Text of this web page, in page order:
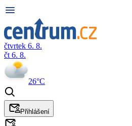
čtvrtek 6. 8.
čt 6. 8.
26°C
Přihlášení